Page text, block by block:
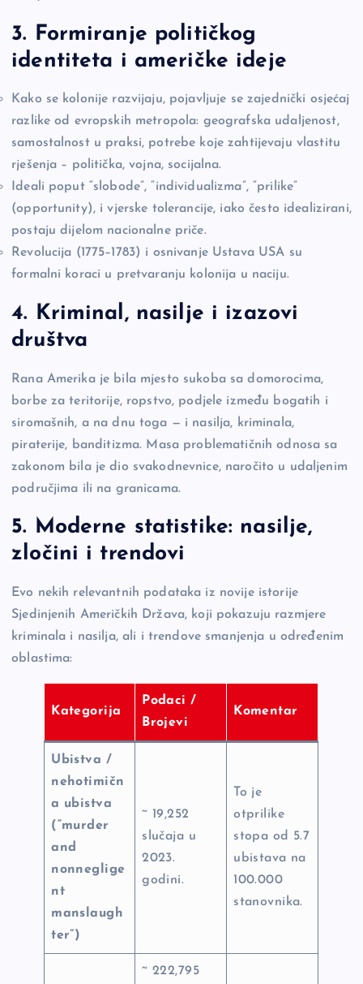
3. Formiranje političkog
identiteta i američke ideje
Kako se kolonije razvijaju, pojavljuje se zajednički osjećaj
razlike od evropskih metropola: geografska udaljenost,
samostalnost u praksi, potrebe koje zahtijevaju vlastitu
rješenja – politička, vojna, socijalna.
Ideali poput “slobode”, “individualizma”, “prilike”
(opportunity), i vjerske tolerancije, iako često idealizirani,
postaju dijelom nacionalne priče.
Revolucija (1775–1783) i osnivanje Ustava USA su
formalni koraci u pretvaranju kolonija u naciju.
4. Kriminal, nasilje i izazovi
društva
Rana Amerika je bila mjesto sukoba sa domorocima,
borbe za teritorije, ropstvo, podjele između bogatih i
siromašnih, a na dnu toga — i nasilja, kriminala,
piraterije, banditizma. Masa problematičnih odnosa sa
zakonom bila je dio svakodnevnice, naročito u udaljenim
područjima ili na granicama.
5. Moderne statistike: nasilje,
zločini i trendovi
Evo nekih relevantnih podataka iz novije istorije
Sjedinjenih Američkih Država, koji pokazuju razmjere
kriminala i nasilja, ali i trendove smanjenja u određenim
oblastima:
Kategorija
Podaci /
Brojevi
Komentar
Ubistva /
nehotimičn
a ubistva
(“murder
and
nonneglige
nt
manslaugh
ter”)
~ 19,252
slučaja u
2023.
godini.
To je
otprilike
stopa od 5.7
ubistava na
100.000
stanovnika.
~ 222,795